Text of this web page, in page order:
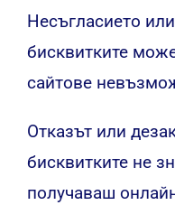
Несъгласието
бисквитките
сайтове
Отказът или
бисквитките не
получаваш